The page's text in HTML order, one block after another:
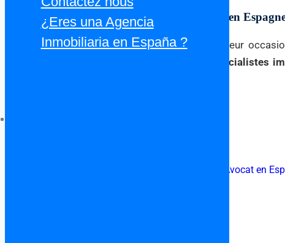
Un Partenaire pour Vos Projets Immobiliers en
Que vous soyez investisseur, expatrié ou acheteur
spécialistes
Avocat en
¿Eres una Agencia
Inmobiliaria en España ?